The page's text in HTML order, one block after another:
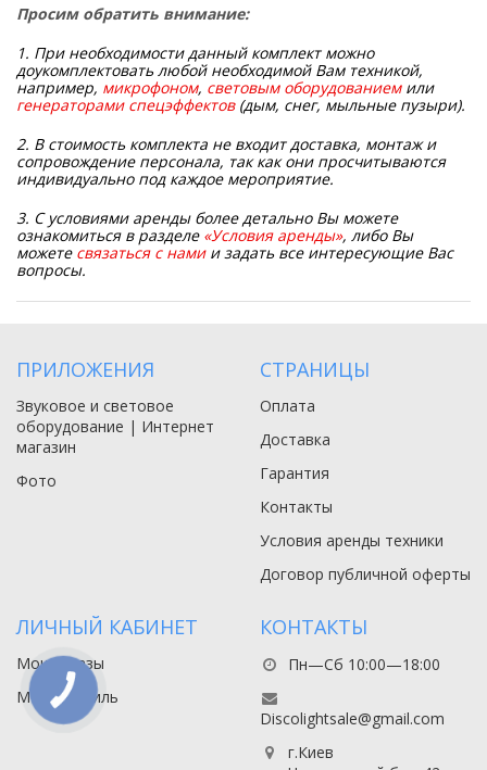
Просим обратить внимание:
1. При необходимости данный комплект можно
доукомплектовать любой необходимой Вам техникой,
например, микрофоном, световым оборудованиемили
генераторами спецэффектов(дым, снег, мыльные пузыри).
2. В стоимость комплекта не входит доставка, монтаж и
сопровождение персонала, так как они просчитываются
индивидуально под каждое мероприятие.
3. С условиями аренды более детально Вы можете
ознакомиться в разделе «Условия аренды», либо Вы
можете связаться с намии задать все интересующие Вас
вопросы.
ПРИЛОЖЕНИЯ
Звуковое и световое
оборудование | Интернет
магазин
Фото
СТРАНИЦЫ
Оплата
Доставка
Гарантия
Контакты
Условия аренды техники
Договор публичной оферты
ЛИЧНЫЙ КАБИНЕТ
Мои заказы
Мой профиль
КОНТАКТЫ
Пн—Сб 10:00—18:00
Discolightsale@gmail.com
г.Киев
КНОПКА
СВЯЗИ